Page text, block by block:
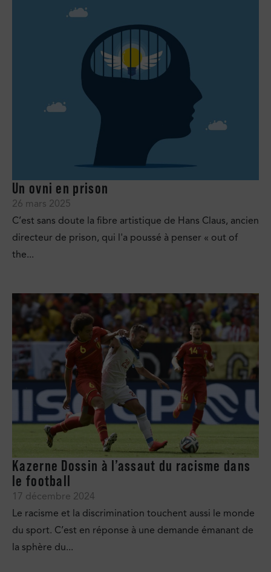
Un ovni en prison
26 mars 2025
C’est sans doute la fibre artistique de Hans Claus, ancien
directeur de prison, qui l'a poussé à penser « out of
the...
Kazerne Dossin à l’assaut du racisme dans
le football
17 décembre 2024
Le racisme et la discrimination touchent aussi le monde
du sport. C’est en réponse à une demande émanant de
la sphère du...